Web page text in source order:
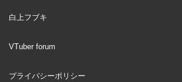
白上フブキ
VTuber forum
プライバシーポリシー
IRyS: 👉 👌